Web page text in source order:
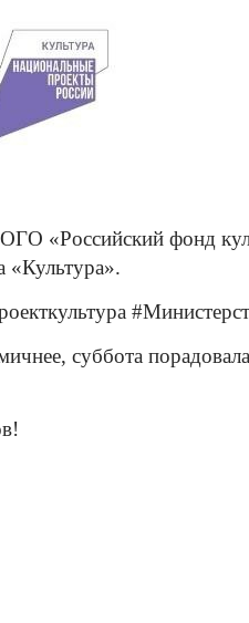
«Российский фонд
«Культура».
суббота